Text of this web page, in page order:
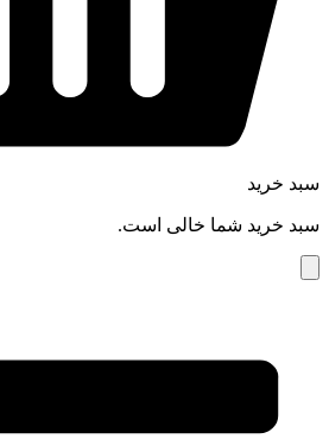
سبد خرید
سبد خرید شما خالی است.